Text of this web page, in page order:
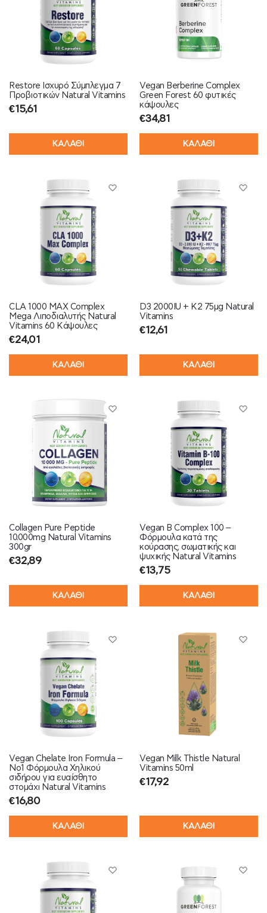
Restore Ισχυρό Σύμπλεγμα 7
Προβιοτικών Natural Vitamins
€15,61
ΚΑΛΑΘΙ
Vegan Berberine Complex
Green Forest 60 φυτικές
κάψουλες
€34,81
ΚΑΛΑΘΙ
CLA 1000 MAX Complex
Mega Λιποδιαλυτής Natural
Vitamins 60 Κάψουλες
€24,01
ΚΑΛΑΘΙ
D3 2000IU + K2 75μg Natural
Vitamins
€12,61
ΚΑΛΑΘΙ
Collagen Pure Peptide
10.000mg Natural Vitamins
300gr
€32,89
ΚΑΛΑΘΙ
Vegan B Complex 100 –
Φόρμουλα κατά της
κούρασης, σωματικής και
ψυχικής Natural Vitamins
€13,75
ΚΑΛΑΘΙ
Vegan Chelate Iron Formula –
Νο1 Φόρμουλα Χηλικού
σιδήρου για ευαίσθητο
στομάχι Natural Vitamins
€16,80
ΚΑΛΑΘΙ
Vegan Milk Thistle Natural
Vitamins 50ml
€17,92
ΚΑΛΑΘΙ